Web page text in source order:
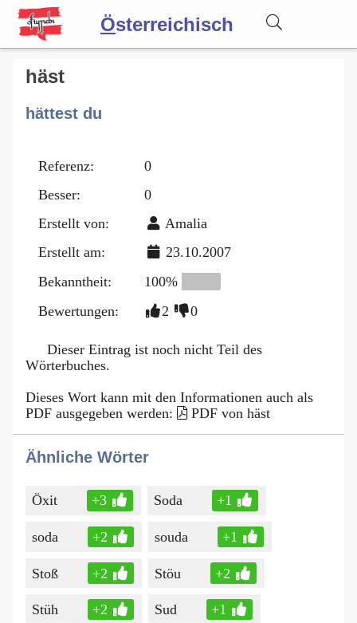
Österreichisch
Wörterbuch
Forum
Blog
häst
hättest du
Referenz:
0
Besser:
0
Erstellt von:
Amalia
Erstellt am:
23.10.2007
Bekanntheit:
100%
Bewertungen:
2 0
Dieser Eintrag ist noch nicht Teil des
Wörterbuches.
Dieses Wort kann mit den Informationen auch als
PDF ausgegeben werden:
PDF von häst
Ähnliche Wörter
Öxit +3 Soda +1
soda +2 souda +1
Stoß +2 Stöu +2
Stüh +2 Sud +1